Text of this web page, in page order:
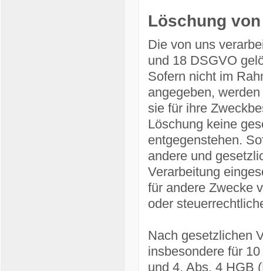
Löschung
Die von uns
und 18 DSGVO
Sofern nicht im
angegeben,
sie für ihre
Löschung keine
entgegenstehen.
andere und
Verarbeitung
für andere Zwecke
oder
Nach gesetzlichen
insbesondere für
und 4, Abs. 4 HGB